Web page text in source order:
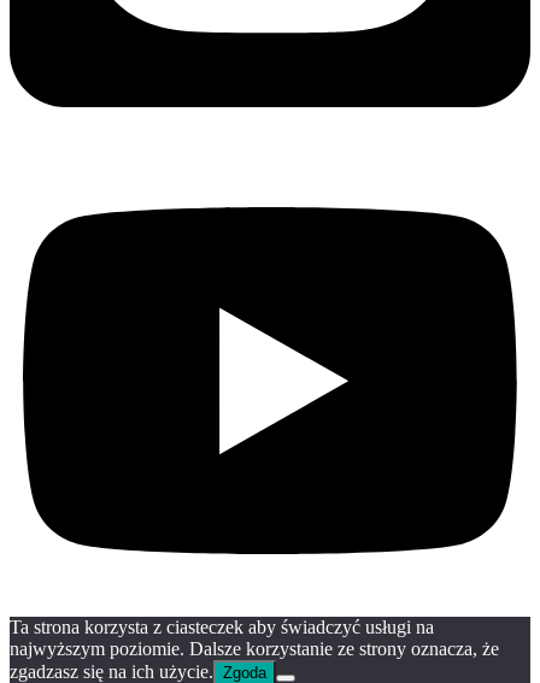
Ta strona korzysta z ciasteczek aby świadczyć usługi na
najwyższym poziomie. Dalsze korzystanie ze strony oznacza, że
zgadzasz się na ich użycie. Zgoda